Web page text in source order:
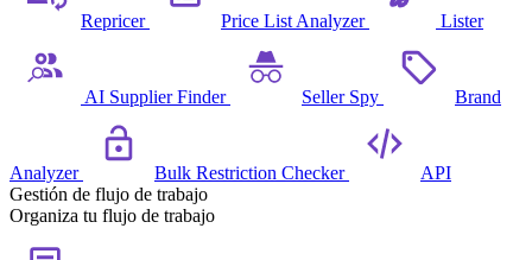
Repricer Price List Analyzer Lister
AI Supplier Finder Seller Spy Brand
Analyzer Bulk Restriction Checker
API
Gestión de flujo de trabajo
Organiza tu flujo de trabajo